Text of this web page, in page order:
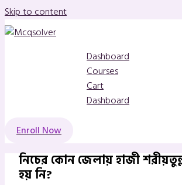
Skip to content
Dashboard
Courses
Cart
Dashboard
Enroll Now
নিচের কোন জেলায় হাজী
হয় নি?